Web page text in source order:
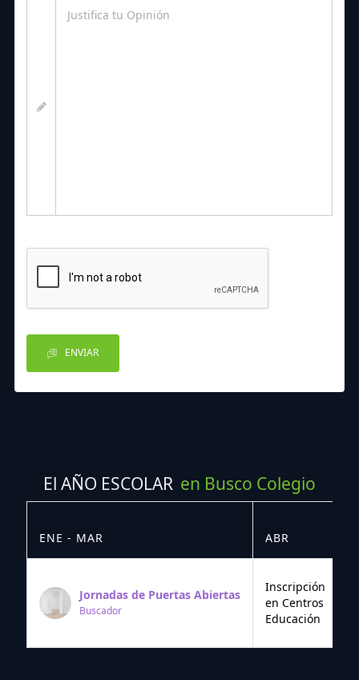
ENVIAR
El AÑO ESCOLAR en Busco Colegio
ENE - MAR ABR
Jornadas de Puertas Abiertas
Buscador
Inscripción
en Centros
Educación